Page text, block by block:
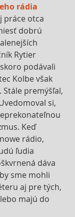
rádia
práce otca
dobrú
Rytier
podávali
Kolbe však
Stále premýšľal,
si,
Keď
rádio,
ľudia
dáva
sme mohli
aj pre tých,
majú do